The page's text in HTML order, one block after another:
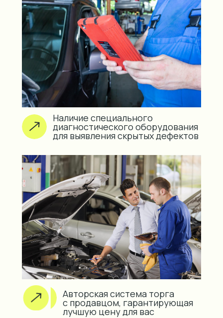
Авторская система торга
с продавцом, гарантирующая
лучшую цену для вас
Наличие специального
диагностического оборудования
для выявления скрытых дефектов